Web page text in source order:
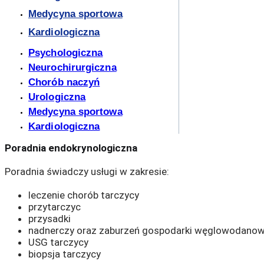
Medycyna sportowa
Kardiologiczna
Psychologiczna
Neurochirurgiczna
Chorób naczyń
Urologiczna
Medycyna sportowa
Kardiologiczna
Poradnia endokrynologiczna
Poradnia świadczy usługi w zakresie:
leczenie chorób tarczycy
przytarczyc
przysadki
nadnerczy oraz zaburzeń gospodarki
USG tarczycy
biopsja tarczycy